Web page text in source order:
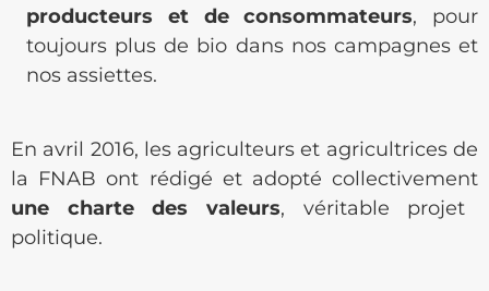
producteurs et de consommateurs, pour
toujours plus de bio dans nos campagnes et
nos assiettes.
En avril 2016, les agriculteurs et agricultrices de
la FNAB ont rédigé et adopté collectivement
une charte des valeurs, véritable projet
politique.